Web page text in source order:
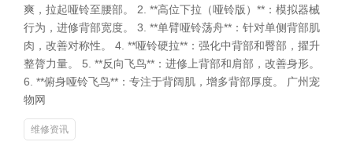
爽，拉起哑铃至腰部。 2. **高位下拉（哑铃版）**：模拟器械
行为，进修背部宽度。 3. **单臂哑铃荡舟**：针对单侧背部肌
肉，改善对称性。 4. **哑铃硬拉**：强化中背部和臀部，擢升
整膂力量。 5. **反向飞鸟**：进修上背部和肩部，改善身形。
6. **俯身哑铃飞鸟**：专注于背阔肌，增多背部厚度。 广州宠
物网
维修资讯